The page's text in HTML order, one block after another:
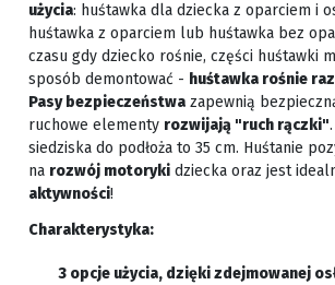
użycia: huśtawka dla dziecka z oparciem i
huśtawka z oparciem lub huśtawka bez
czasu gdy dziecko rośnie, części huśtawki
sposób demontować - huśtawka rośnie
Pasy bezpieczeństwazapewnią
ruchowe elementy rozwijają "ruch rączki"
siedziska do podłoża to 35 cm. Huśtanie
na rozwój motorykidziecka oraz jest
aktywności!
Charakterystyka:
3 opcje użycia, dziękizdejmowanej